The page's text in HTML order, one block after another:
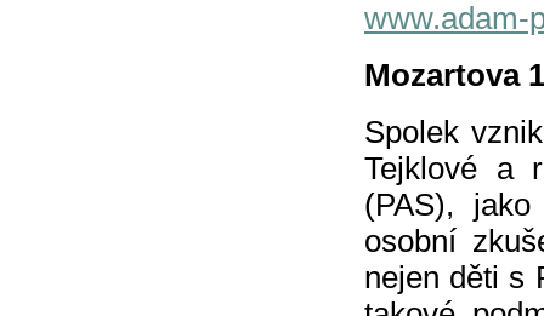
www.adam-
Mozartova
Spolek
Tejklové a
(PAS),
osobní
nejen děti s